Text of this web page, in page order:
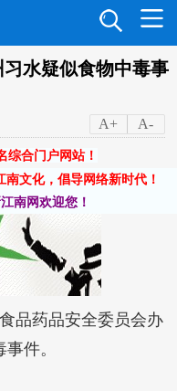
水疑似食物中毒事
A+ A-
综合门户网站！
文化，倡导网络新时代！
南网欢迎您！
品药品安全委员会办
件。